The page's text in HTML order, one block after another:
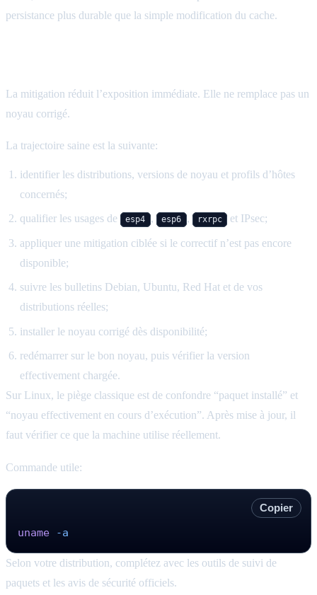
persistance plus durable que la simple modification du cache.
La mitigation réduit l’exposition immédiate. Elle ne remplace pas un
noyau corrigé.
La trajectoire saine est la suivante:
identifier les distributions, versions de noyau et profils d’hôtes
concernés;
qualifier les usages de esp4 , esp6 , rxrpc et IPsec;
appliquer une mitigation ciblée si le correctif n’est pas encore
disponible;
suivre les bulletins Debian, Ubuntu, Red Hat et de vos
distributions réelles;
installer le noyau corrigé dès disponibilité;
redémarrer sur le bon noyau, puis vérifier la version
effectivement chargée.
Sur Linux, le piège classique est de confondre “paquet installé” et
“noyau effectivement en cours d’exécution”. Après mise à jour, il
faut vérifier ce que la machine utilise réellement.
Commande utile:
uname -a
Copier
Selon votre distribution, complétez avec les outils de suivi de
paquets et les avis de sécurité officiels.